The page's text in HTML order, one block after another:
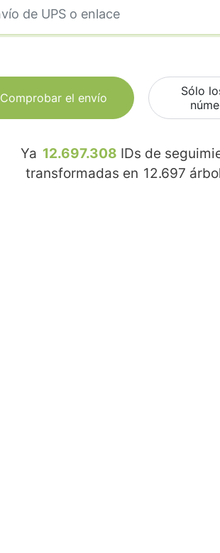
Comprobar el envío
Sólo
Ya 12.697.308 IDs de
transformadas en 12.697